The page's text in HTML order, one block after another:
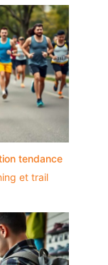
et est
un choix parfait
pour vous-
que vous l'offriez en
amis, collègues,
de classe, famille
étudiants.
tendance
et trail